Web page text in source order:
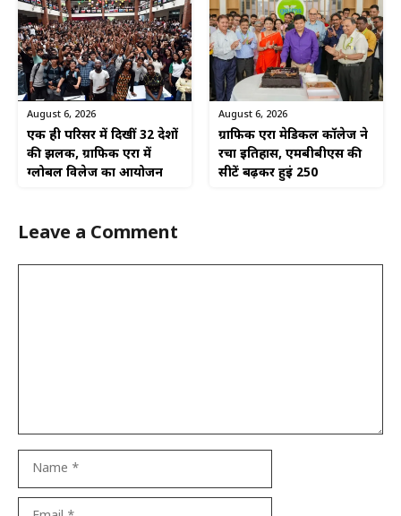
August 6, 2026
एक ही परिसर में दिखीं 32 देशों
की झलक, ग्राफिक एरा में
ग्लोबल विलेज का आयोजन
August 6, 2026
ग्राफिक एरा मेडिकल कॉलेज ने
रचा इतिहास, एमबीबीएस की
सीटें बढ़कर हुईं 250
Leave a Comment